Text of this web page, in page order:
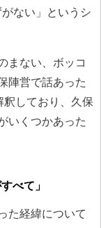
ない」というシ
まない、ボッコ
陣営で話あった
しており、久保
いくつかあった
べて」
た経緯について